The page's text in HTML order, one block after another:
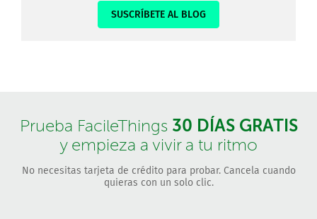
SUSCRÍBETE AL BLOG
Prueba FacileThings 30 DÍAS GRATIS
y empieza a vivir a tu ritmo
No necesitas tarjeta de crédito para probar. Cancela cuando
quieras con un solo clic.